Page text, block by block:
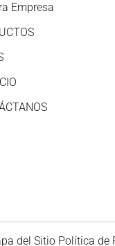
Empresa
del Sitio Política de